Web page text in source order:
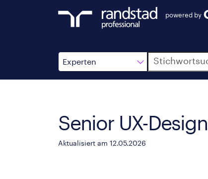
powered by
Experten
Suche
Senior UX-
Aktualisiert am 12.05.2026